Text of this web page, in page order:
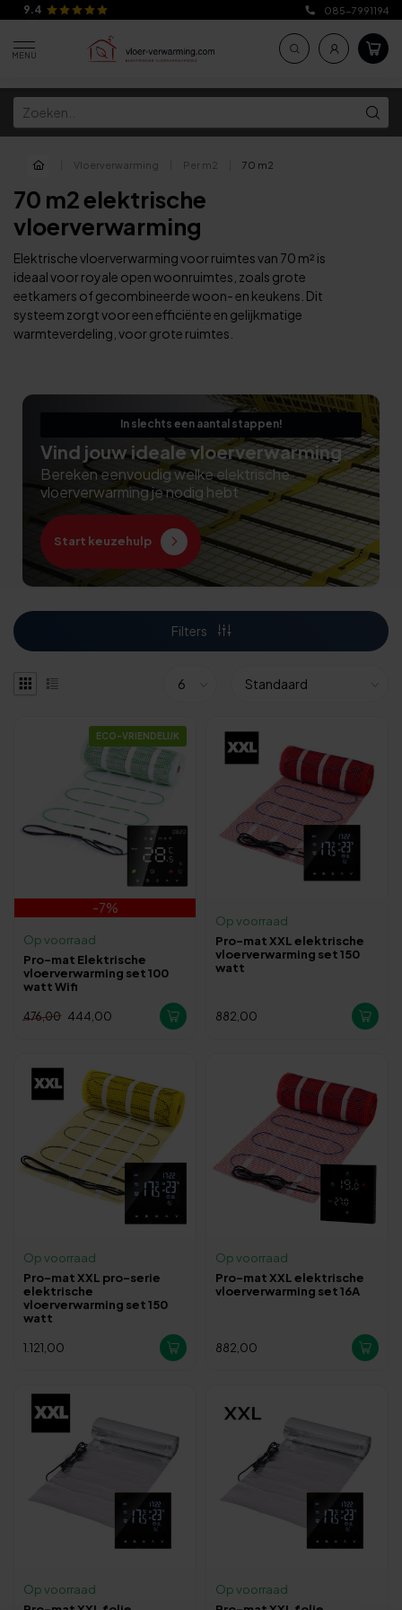
9.4 085-7991194
MENU
Vloerverwarming Per m2 70 m2
70 m2 elektrische
vloerverwarming
Elektrische vloerverwarming voor ruimtes van 70 m² is
ideaal voor royale open woonruimtes, zoals grote
eetkamers of gecombineerde woon- en keukens. Dit
systeem zorgt voor een efficiënte en gelijkmatige
warmteverdeling, voor grote ruimtes.
In slechts een aantal stappen!
Vind jouw ideale vloerverwarming
Bereken eenvoudig welke elektrische
vloerverwarming je nodig hebt
Start keuzehulp
Filters
ECO-VRIENDELIJK
-7%
Op voorraad
Pro-mat Elektrische
vloerverwarming set 100
watt Wifi
476,00 444,00
Op voorraad
Pro-mat XXL elektrische
vloerverwarming set 150
watt
882,00
Op voorraad
Pro-mat XXL pro-serie
elektrische
vloerverwarming set 150
watt
1.121,00
Op voorraad
Pro-mat XXL elektrische
vloerverwarming set 16A
882,00
Op voorraad Op voorraad